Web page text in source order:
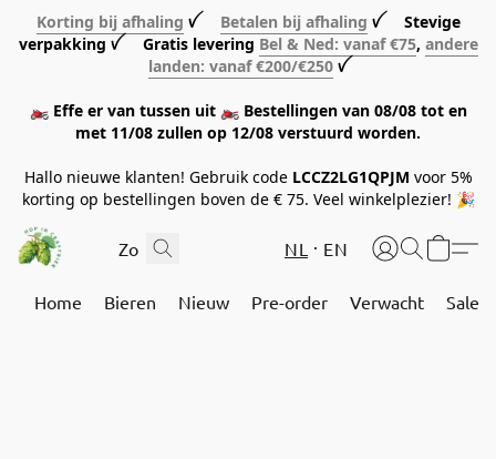
Korting bij afhaling ꪜ Betalen bij afhaling ꪜ Stevige
verpakking ꪜ Gratis levering Bel & Ned: vanaf €75, andere
landen: vanaf €200/€250 ꪜ
🏍️ Effe er van tussen uit 🏍️ Bestellingen van 08/08 tot en
met 11/08 zullen op 12/08 verstuurd worden.
Hallo nieuwe klanten! Gebruik code LCCZ2LG1QPJM voor 5%
korting op bestellingen boven de € 75. Veel winkelplezier! 🎉
NL EN
Home Bieren Nieuw Pre-order Verwacht Sale